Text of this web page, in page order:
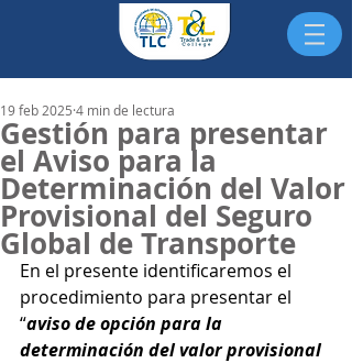
Gestión para presentar
el Aviso para la
Determinación del Valor
Provisional del Seguro
Global de Transporte
19 feb 2025 4 min de lectura
En el presente identificaremos el
procedimiento para presentar el
“aviso de opción para la
determinación del valor provisional